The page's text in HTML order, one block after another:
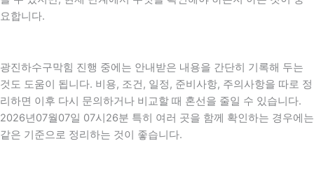
요합니다.
광진하수구막힘 진행 중에는 안내받은 내용을 간단히 기록해 두는
것도 도움이 됩니다. 비용, 조건, 일정, 준비사항, 주의사항을 따로 정
리하면 이후 다시 문의하거나 비교할 때 혼선을 줄일 수 있습니다.
2026년07월07일 07시26분 특히 여러 곳을 함께 확인하는 경우에는
같은 기준으로 정리하는 것이 좋습니다.